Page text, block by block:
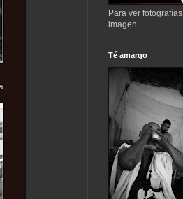
Para ver
imagen
Té amargo